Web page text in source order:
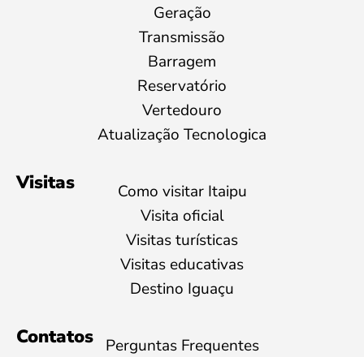
Geração
Transmissão
Barragem
Reservatório
Vertedouro
Atualização Tecnologica
Visitas
Como visitar Itaipu
Visita oficial
Visitas turísticas
Visitas educativas
Destino Iguaçu
Contatos
Perguntas Frequentes